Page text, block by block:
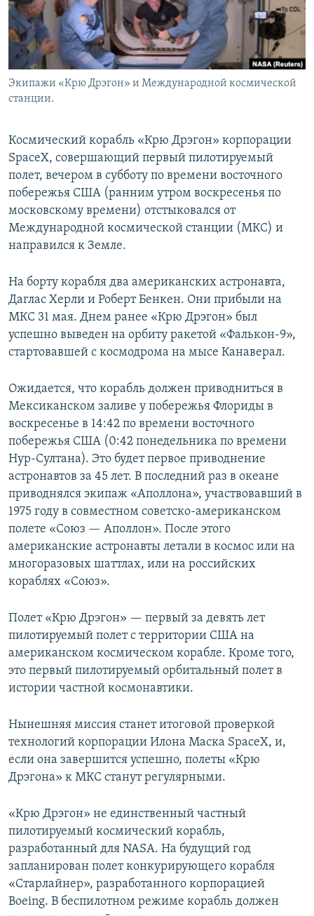
Экипажи «Крю Дрэгон» и Международной космической
станции.
Космический корабль «Крю Дрэгон» корпорации
SpaceX, совершающий первый пилотируемый
полет, вечером в субботу по времени восточного
побережья США (ранним утром воскресенья по
московскому времени) отстыковался от
Международной космической станции (МКС) и
направился к Земле.
На борту корабля два американских астронавта,
Даглас Херли и Роберт Бенкен. Они прибыли на
МКС 31 мая. Днем ранее «Крю Дрэгон» был
успешно выведен на орбиту ракетой «Фалькон-9»,
стартовавшей с космодрома на мысе Канаверал.
Ожидается, что корабль должен приводниться в
Мексиканском заливе у побережья Флориды в
воскресенье в 14:42 по времени восточного
побережья США (0:42 понедельника по времени
Нур-Султана). Это будет первое приводнение
астронавтов за 45 лет. В последний раз в океане
приводнялся экипаж «Аполлона», участвовавший в
1975 году в совместном советско-американском
полете «Союз — Аполлон». После этого
американские астронавты летали в космос или на
многоразовых шаттлах, или на российских
кораблях «Союз».
Полет «Крю Дрэгон» — первый за девять лет
пилотируемый полет с территории США на
американском космическом корабле. Кроме того,
это первый пилотируемый орбитальный полет в
истории частной космонавтики. ​
Нынешняя миссия станет итоговой проверкой
технологий корпорации Илона Маска SpaceX, и,
если она завершится успешно, полеты «Крю
Дрэгона» к МКС станут регулярными.
«Крю Дрэгон» не единственный частный
пилотируемый космический корабль,
разработанный для NASA. На будущий год
запланирован полет конкурирующего корабля
«Старлайнер», разработанного корпорацией
Boeing. В беспилотном режиме корабль должен